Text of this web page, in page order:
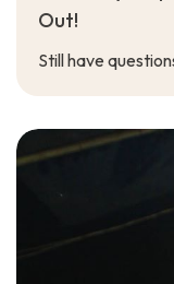
Out!
Still have